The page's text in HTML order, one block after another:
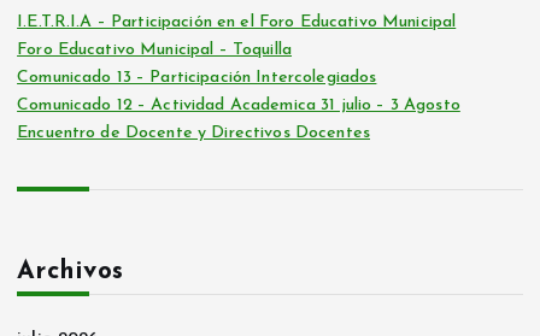
I.E.T.R.I.A – Participación en el Foro Educativo Municipal
Foro Educativo Municipal – Toquilla
Comunicado 13 – Participación Intercolegiados
Comunicado 12 – Actividad Academica 31 julio – 3 Agosto
Encuentro de Docente y Directivos Docentes
Archivos